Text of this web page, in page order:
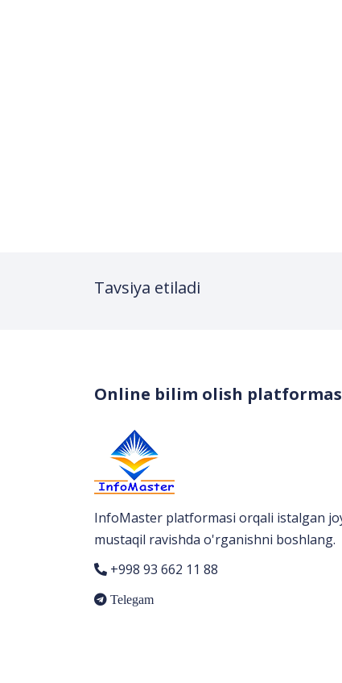
Tavsiya etiladi
Online bilim olish
InfoMaster platformasi orqali istalgan
mustaqil ravishda o'rganishni boshlang.
+998 93 662 11 88
Telegam